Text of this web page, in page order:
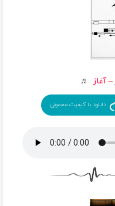
–آغاز ♬
دانلود با کیفیت معمولی